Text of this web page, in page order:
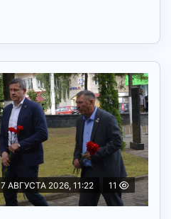
7 АВГУСТА 2026, 11:22 11